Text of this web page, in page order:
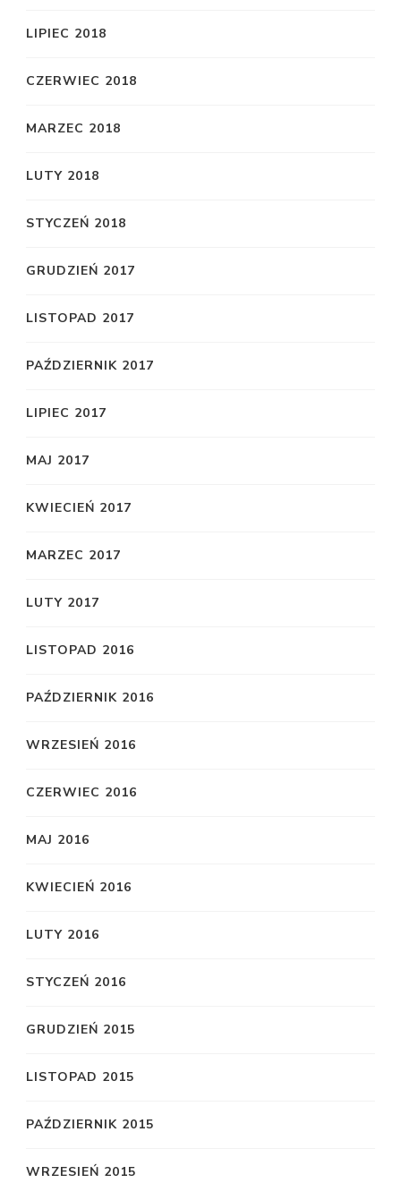
LIPIEC 2018
CZERWIEC 2018
MARZEC 2018
LUTY 2018
STYCZEŃ 2018
GRUDZIEŃ 2017
LISTOPAD 2017
PAŹDZIERNIK 2017
LIPIEC 2017
MAJ 2017
KWIECIEŃ 2017
MARZEC 2017
LUTY 2017
LISTOPAD 2016
PAŹDZIERNIK 2016
WRZESIEŃ 2016
CZERWIEC 2016
MAJ 2016
KWIECIEŃ 2016
LUTY 2016
STYCZEŃ 2016
GRUDZIEŃ 2015
LISTOPAD 2015
PAŹDZIERNIK 2015
WRZESIEŃ 2015